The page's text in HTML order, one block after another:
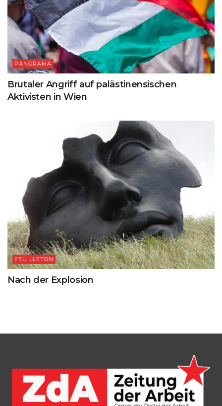
PANORAMA
Brutaler Angriff auf palästinensischen
Aktivisten in Wien
FEUILLETON
Nach der Explosion